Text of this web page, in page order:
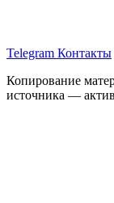
Telegram Контакты
Копирование
источника —